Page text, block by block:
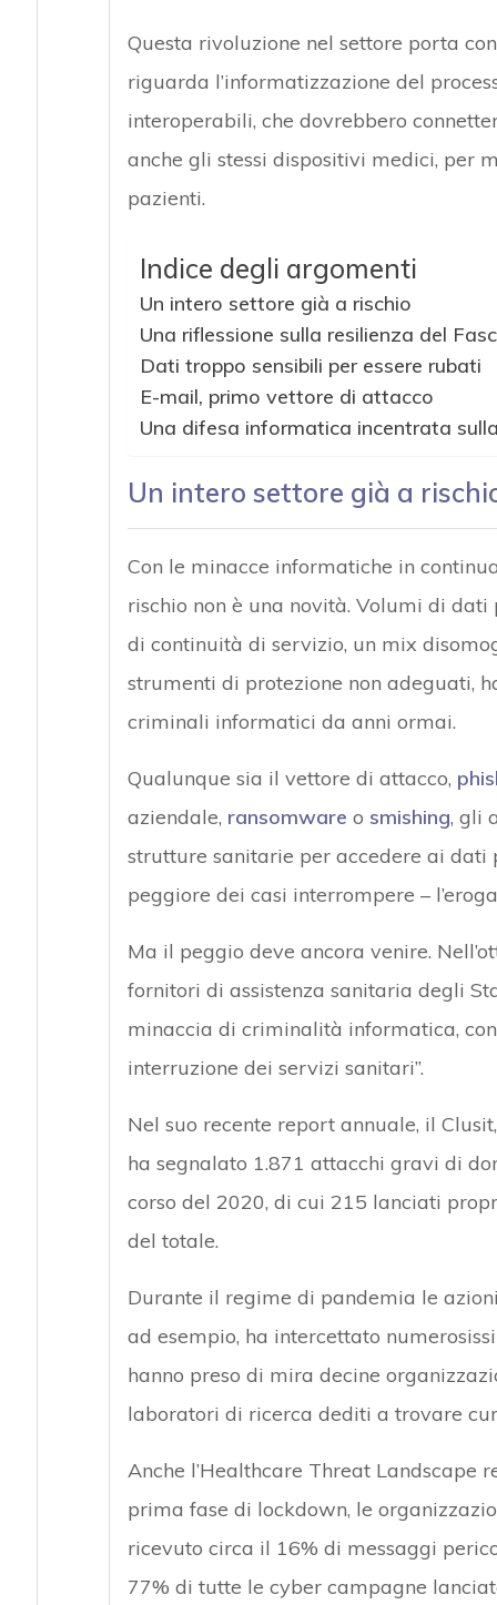
Questa rivoluzione nel settore porta
riguarda l’informatizzazione del
interoperabili, che dovrebbero
anche gli stessi dispositivi medici, per
pazienti.
Indice degli argomenti
Un intero settore già a rischio
Una riflessione sulla resilienza del
Dati troppo sensibili per essere rubati
E-mail, primo vettore di attacco
Una difesa informatica incentrata
Un intero settore già a
Con le minacce informatiche in
rischio non è una novità. Volumi di
di continuità di servizio, un mix
strumenti di protezione non adeguati,
criminali informatici da anni ormai.
Qualunque sia il vettore di attacco,
aziendale, ransomware o smishing, gli
strutture sanitarie per accedere ai dati
peggiore dei casi interrompere –
Ma il peggio deve ancora venire.
fornitori di assistenza sanitaria degli
minaccia di criminalità informatica,
interruzione dei servizi sanitari”.
Nel suo recente report annuale, il
ha segnalato 1.871 attacchi gravi di
corso del 2020, di cui 215 lanciati
del totale.
Durante il regime di pandemia le
ad esempio, ha intercettato
hanno preso di mira decine
laboratori di ricerca dediti a trovare
Anche l’Healthcare Threat Landscape
prima fase di lockdown, le
ricevuto circa il 16% di messaggi
77% di tutte le cyber campagne